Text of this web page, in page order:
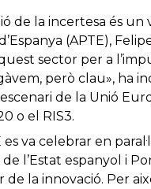
de la incertesa és un
(APTE),
sector per a
però clau», ha
de la Unió
o el RIS3.
va celebrar en
l’Estat espanyol i
la innovació. Per